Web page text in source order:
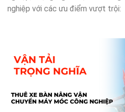
nghiệp với các ưu điểm vượt trội: